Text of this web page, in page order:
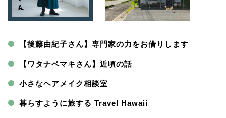
【後藤由紀子さん】専門家の力をお借りします
【ワタナベマキさん】近頃の話
小さなヘアメイク相談室
暮らすように旅する Travel Hawaii